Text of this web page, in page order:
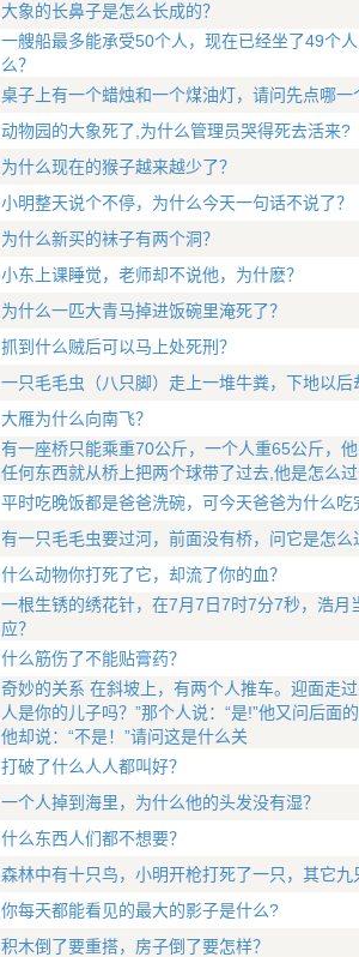
大象的长鼻子是怎么长成的？
一艘船最多能承受50个人，现在已经坐了49个
么？
桌子上有一个蜡烛和一个煤油灯，请问先点哪一
动物园的大象死了,为什么管理员哭得死去活来?
为什么现在的猴子越来越少了？
小明整天说个不停，为什么今天一句话不说了？
为什么新买的袜子有两个洞？
小东上课睡觉，老师却不说他，为什麽？
为什么一匹大青马掉进饭碗里淹死了？
抓到什么贼后可以马上处死刑？
一只毛毛虫（八只脚）走上一堆牛粪，下地以
大雁为什么向南飞？
有一座桥只能乘重70公斤，一个人重65公斤，
任何东西就从桥上把两个球带了过去,他是怎么
平时吃晚饭都是爸爸洗碗，可今天爸爸为什么吃
有一只毛毛虫要过河，前面没有桥，问它是怎么
什么动物你打死了它，却流了你的血？
一根生锈的绣花针，在7月7日7时7分7秒，浩
应？
什么筋伤了不能贴膏药？
奇妙的关系 在斜坡上，有两个人推车。迎面走
人是你的儿子吗？”那个人说：“是!”他又问后面
他却说：“不是！”请问这是什么关
打破了什么人人都叫好？
一个人掉到海里，为什么他的头发没有湿？
什么东西人们都不想要？
森林中有十只鸟，小明开枪打死了一只，其它
你每天都能看见的最大的影子是什么?
积木倒了要重搭，房子倒了要怎样？